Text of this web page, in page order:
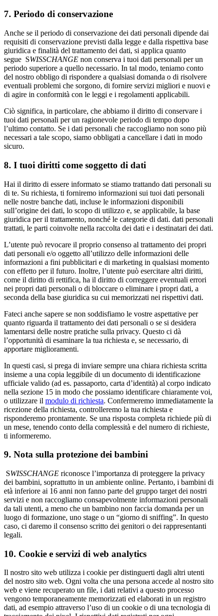
7. Periodo di conservazione
Anche se il periodo di conservazione dei dati personali dipende dai
requisiti di conservazione previsti dalla legge e dalla rispettiva base
giuridica e finalità del trattamento dei dati, si applica quanto
segue SWISSCHANGE non conserva i tuoi dati personali per un
periodo superiore a quello necessario. In tal modo, teniamo conto
del nostro obbligo di rispondere a qualsiasi domanda o di risolvere
eventuali problemi che sorgono, di fornire servizi migliori e nuovi e
di agire in conformità con le leggi e i regolamenti applicabili.
Ciò significa, in particolare, che abbiamo il diritto di conservare i
tuoi dati personali per un ragionevole periodo di tempo dopo
l’ultimo contatto. Se i dati personali che raccogliamo non sono più
necessari a tale scopo, siamo obbligati a cancellare i dati in modo
sicuro.
8. I tuoi diritti come soggetto di dati
Hai il diritto di essere informato se stiamo trattando dati personali su
di te. Su richiesta, ti forniremo informazioni sui tuoi dati personali
nelle nostre banche dati, incluse le informazioni disponibili
sull’origine dei dati, lo scopo di utilizzo e, se applicabile, la base
giuridica per il trattamento, nonché le categorie di dati. dati personali
trattati, le parti coinvolte nella raccolta dei dati e i destinatari dei dati.
L’utente può revocare il proprio consenso al trattamento dei propri
dati personali e/o oggetto all’utilizzo delle informazioni delle
informazioni a fini pubblicitari e di marketing in qualsiasi momento
con effetto per il futuro. Inoltre, l’utente può esercitare altri diritti,
come il diritto di rettifica, ha il diritto di correggere eventuali errori
nei propri dati personali o di bloccare o eliminare i propri dati, a
seconda della base giuridica su cui memorizzati nei rispettivi dati.
Fateci anche sapere se non soddisfiamo le vostre aspettative per
quanto riguarda il trattamento dei dati personali o se si desidera
lamentarsi delle nostre pratiche sulla privacy. Questo ci dà
l’opportunità di esaminare la tua richiesta e, se necessario, di
apportare miglioramenti.
In questi casi, si prega di inviare sempre una chiara richiesta scritta
insieme a una copia leggibile di un documento di identificazione
ufficiale valido (ad es. passaporto, carta d’identità) al corpo indicato
nella sezione 15 in modo che possiamo identificare chiaramente voi,
o utilizzare il modulo di richiesta. Confermeremo immediatamente la
ricezione della richiesta, controlleremo la tua richiesta e
risponderemo prontamente. Se una risposta completa richiede più di
un mese, tenendo conto della complessità e del numero di richieste,
ti informeremo.
9. Nota sulla protezione dei bambini
SWISSCHANGE riconosce l’importanza di proteggere la privacy
dei bambini, soprattutto in un ambiente online. Pertanto, i bambini di
età inferiore ai 16 anni non fanno parte del gruppo target dei nostri
servizi e non raccogliamo consapevolmente informazioni personali
da tali utenti, a meno che un bambino non faccia domanda per un
luogo di formazione, uno stage o un “giorno di sniffing”. In questo
caso, ci daremo il consenso scritto dei genitori o dei rappresentanti
legali.
10. Cookie e servizi di web analytics
Il nostro sito web utilizza i cookie per distinguerti dagli altri utenti
del nostro sito web. Ogni volta che una persona accede al nostro sito
web e viene recuperato un file, i dati relativi a questo processo
vengono temporaneamente memorizzati ed elaborati in un registro
dati, ad esempio attraverso l’uso di un cookie o di una tecnologia di